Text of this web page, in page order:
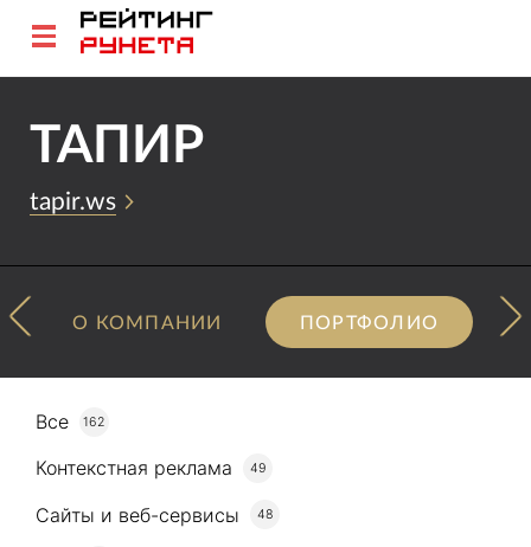
ТАПИР
tapir.ws
О КОМПАНИИ ПОРТФОЛИО
Все 162
Контекстная реклама 49
Сайты и веб-сервисы 48